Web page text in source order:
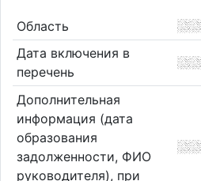
Область
Дата включения в
перечень
Дополнительная
информация (дата
образования
задолженности, ФИО
руководителя), при